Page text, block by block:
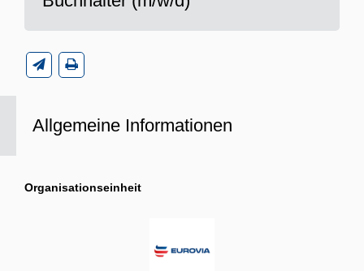
Allgemeine Informationen
Organisationseinheit